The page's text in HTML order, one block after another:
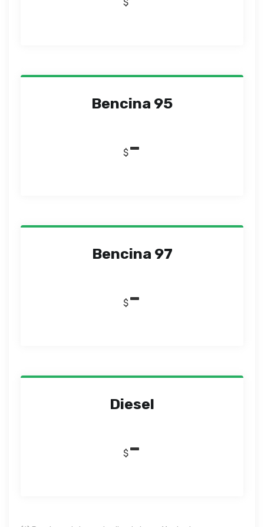
Bencina 95
$-
Bencina 97
$-
Diesel
$-